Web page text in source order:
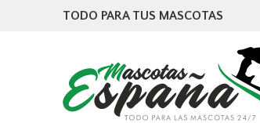
TODO PARA TUS MASCOTAS